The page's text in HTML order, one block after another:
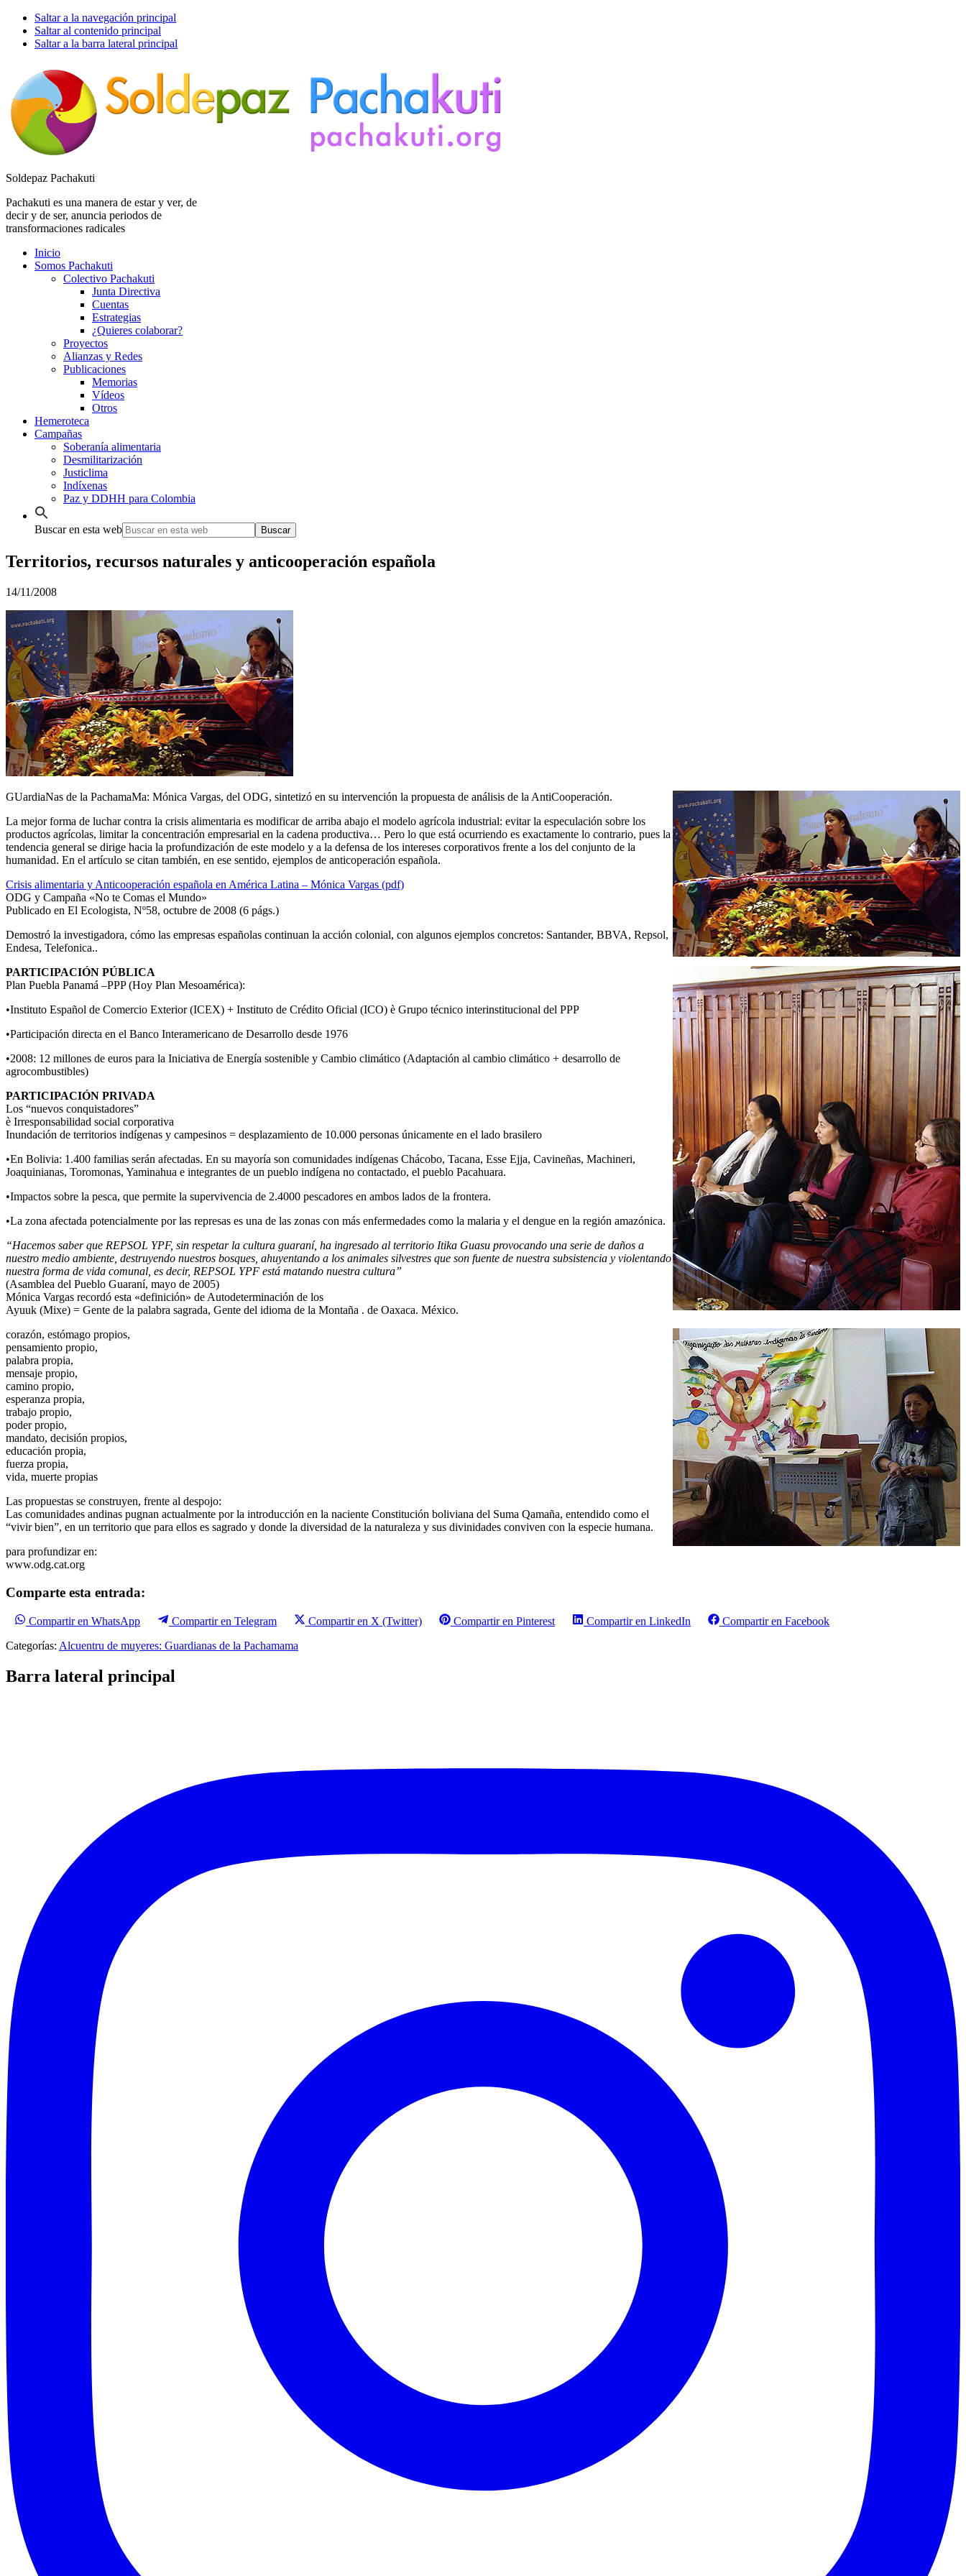
Saltar a la navegación principal
Saltar al contenido principal
Saltar a la barra lateral principal
Soldepaz Pachakuti
Pachakuti es una manera de estar y ver, de
decir y de ser, anuncia periodos de
transformaciones radicales
Inicio
Somos Pachakuti
Colectivo Pachakuti
Junta Directiva
Cuentas
Estrategias
¿Quieres colaborar?
Proyectos
Alianzas y Redes
Publicaciones
Memorias
Vídeos
Otros
Hemeroteca
Campañas
Soberanía alimentaria
Desmilitarización
Justiclima
Indíxenas
Paz y DDHH para Colombia
Buscar en esta web
Territorios, recursos naturales y anticooperación española
14/11/2008
GUardiaNas de la PachamaMa: Mónica Vargas, del ODG, sintetizó en su intervención la propuesta de análisis de la AntiCooperación.
La mejor forma de luchar contra la crisis alimentaria es modificar de arriba abajo el modelo agrícola industrial: evitar la especulación sobre los
productos agrícolas, limitar la concentración empresarial en la cadena productiva… Pero lo que está ocurriendo es exactamente lo contrario, pues la
tendencia general se dirige hacia la profundización de este modelo y a la defensa de los intereses corporativos frente a los del conjunto de la
humanidad. En el artículo se citan también, en ese sentido, ejemplos de anticoperación española.
Crisis alimentaria y Anticooperación española en América Latina – Mónica Vargas (pdf)
ODG y Campaña «No te Comas el Mundo»
Publicado en El Ecologista, Nº58, octubre de 2008 (6 págs.)
Demostró la investigadora, cómo las empresas españolas continuan la acción colonial, con algunos ejemplos concretos: Santander, BBVA, Repsol,
Endesa, Telefonica..
PARTICIPACIÓN PÚBLICA
Plan Puebla Panamá –PPP (Hoy Plan Mesoamérica):
•Instituto Español de Comercio Exterior (ICEX) + Instituto de Crédito Oficial (ICO) è Grupo técnico interinstitucional del PPP
•Participación directa en el Banco Interamericano de Desarrollo desde 1976
•2008: 12 millones de euros para la Iniciativa de Energía sostenible y Cambio climático (Adaptación al cambio climático + desarrollo de
agrocombustibles)
PARTICIPACIÓN PRIVADA
Los “nuevos conquistadores”
è Irresponsabilidad social corporativa
Inundación de territorios indígenas y campesinos = desplazamiento de 10.000 personas únicamente en el lado brasilero
•En Bolivia: 1.400 familias serán afectadas. En su mayoría son comunidades indígenas Chácobo, Tacana, Esse Ejja, Cavineñas, Machineri,
Joaquinianas, Toromonas, Yaminahua e integrantes de un pueblo indígena no contactado, el pueblo Pacahuara.
•Impactos sobre la pesca, que permite la supervivencia de 2.4000 pescadores en ambos lados de la frontera.
•La zona afectada potencialmente por las represas es una de las zonas con más enfermedades como la malaria y el dengue en la región amazónica.
“Hacemos saber que REPSOL YPF, sin respetar la cultura guaraní, ha ingresado al territorio Itika Guasu provocando una serie de daños a
nuestro medio ambiente, destruyendo nuestros bosques, ahuyentando a los animales silvestres que son fuente de nuestra subsistencia y violentando
nuestra forma de vida comunal, es decir, REPSOL YPF está matando nuestra cultura”
(Asamblea del Pueblo Guaraní, mayo de 2005)
Mónica Vargas recordó esta «definición» de Autodeterminación de los
Ayuuk (Mixe) = Gente de la palabra sagrada, Gente del idioma de la Montaña . de Oaxaca. México.
corazón, estómago propios,
pensamiento propio,
palabra propia,
mensaje propio,
camino propio,
esperanza propia,
trabajo propio,
poder propio,
mandato, decisión propios,
educación propia,
fuerza propia,
vida, muerte propias
Las propuestas se construyen, frente al despojo:
Las comunidades andinas pugnan actualmente por la introducción en la naciente Constitución boliviana del Suma Qamaña, entendido como el
“vivir bien”, en un territorio que para ellos es sagrado y donde la diversidad de la naturaleza y sus divinidades conviven con la especie humana.
para profundizar en:
www.odg.cat.org
Comparte esta entrada:
Compartir en WhatsApp Compartir en Telegram Compartir en X (Twitter) Compartir en Pinterest Compartir en LinkedIn
Compartir en Facebook
Categorías: Alcuentru de muyeres: Guardianas de la Pachamama
Barra lateral principal